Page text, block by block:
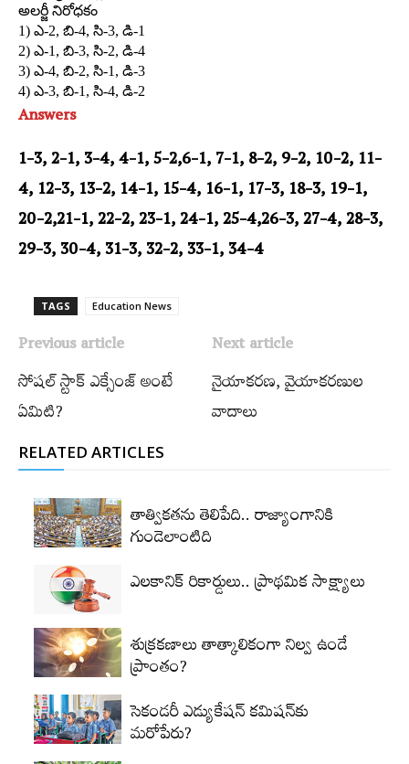
అలర్జీ నిరోధకం
1) ఎ-2, బి-4, సి-3, డి-1
2) ఎ-1, బి-3, సి-2, డి-4
3) ఎ-4, బి-2, సి-1, డి-3
4) ఎ-3, బి-1, సి-4, డి-2
Answers
1-3, 2-1, 3-4, 4-1, 5-2,6-1, 7-1, 8-2, 9-2, 10-2, 11-
4, 12-3, 13-2, 14-1, 15-4, 16-1, 17-3, 18-3, 19-1,
20-2,21-1, 22-2, 23-1, 24-1, 25-4,26-3, 27-4, 28-3,
29-3, 30-4, 31-3, 32-2, 33-1, 34-4
TAGS Education News
Previous article
సోషల్‌ స్టాక్‌ ఎక్సేంజ్‌ అంటే
ఏమిటి?
Next article
నైయాకరణ, వైయాకరణుల
వాదాలు
RELATED ARTICLES
తాత్వికతను తెలిపేది.. రాజ్యాంగానికి
గుండెలాంటిది
ఎలకానిక్‌ రికార్డులు.. ప్రాథమిక సాక్ష్యాలు
శుక్రకణాలు తాత్కాలికంగా నిల్వ ఉండే
ప్రాంతం?
సెకండరీ ఎడ్యుకేషన్‌ కమిషన్‌కు
మరోపేరు?